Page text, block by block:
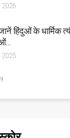
हिंदुओं के धार्मिक